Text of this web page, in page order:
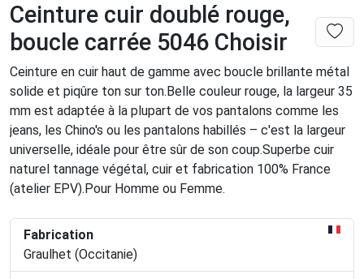
Ceinture cuir doublé rouge,
boucle carrée 5046 Choisir
Ceinture en cuir haut de gamme avec boucle brillante métal
solide et piqûre ton sur ton.Belle couleur rouge, la largeur 35
mm est adaptée à la plupart de vos pantalons comme les
jeans, les Chino's ou les pantalons habillés – c'est la largeur
universelle, idéale pour être sûr de son coup.Superbe cuir
naturel tannage végétal, cuir et fabrication 100% France
(atelier EPV).Pour Homme ou Femme.
Fabrication
Graulhet (Occitanie)